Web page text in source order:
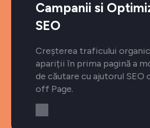
Campanii si
SEO
Creșterea traficului
apariții în prima pagină a
de căutare cu ajutorul SEO
off Page.